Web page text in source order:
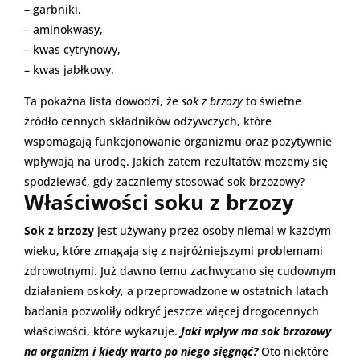
– garbniki,
– aminokwasy,
– kwas cytrynowy,
– kwas jabłkowy.
Ta pokaźna lista dowodzi, że sok z brzozyto świetne
źródło cennych składników odżywczych, które
wspomagają funkcjonowanie organizmu oraz pozytywnie
wpływają na urodę. Jakich zatem rezultatów możemy się
spodziewać, gdy zaczniemy stosować sok brzozowy?
Właściwości soku z brzozy
Sok z brzozy jest używany przez osoby niemal w każdym
wieku, które zmagają się z najróżniejszymi problemami
zdrowotnymi. Już dawno temu zachwycano się cudownym
działaniem oskoły, a przeprowadzone w ostatnich latach
badania pozwoliły odkryć jeszcze więcej drogocennych
właściwości, które wykazuje. Jaki wpływ ma sok brzozowy
na organizm i kiedy warto po niego sięgnąć?Oto niektóre